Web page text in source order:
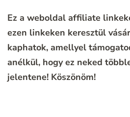
Ez a weboldal affiliate
ezen linkeken keresztül
kaphatok, amellyel
anélkül, hogy ez neked
jelentene! Köszönöm!